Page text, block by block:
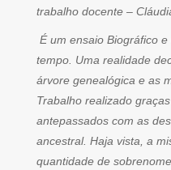
trabalho docente –
É um ensaio Biográfico
tempo. Uma realidade
árvore genealógica e as
Trabalho realizado
antepassados com as
ancestral. Haja vista, a
quantidade de